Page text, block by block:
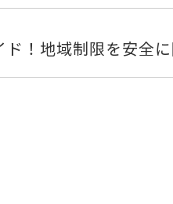
！地域制限を安全